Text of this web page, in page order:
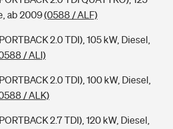
ab 2009(0588 / ALF)
2.0 TDI), 105 kW, Diesel,
/ ALI)
2.0 TDI), 100 kW, Diesel,
/ ALK)
2.7 TDI), 120 kW, Diesel,